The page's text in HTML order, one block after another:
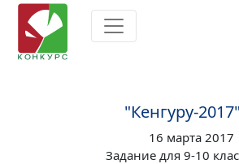
"Кенгуру-2017"
16 марта 2017
Задание для 9-10